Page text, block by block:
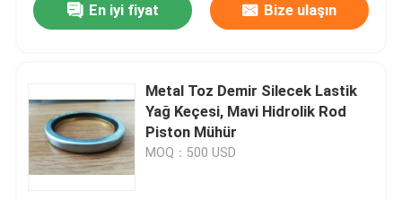
En iyi fiyat Bize ulaşın
Metal Toz Demir Silecek Lastik
Yağ Keçesi, Mavi Hidrolik Rod
Piston Mühür
MOQ：500 USD